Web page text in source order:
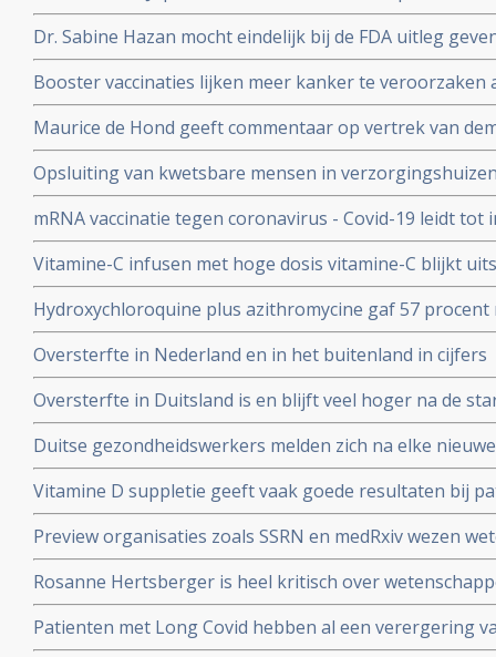
vaccinatie in vergelijking met andere jaren
Dr. Sabine Hazan mocht eindelijk bij de FDA uitleg
complementaire middelen en de samenstelling van de
Booster vaccinaties lijken meer kanker te veroorzaken
en waarschuwt voor gebruik van mRNA vaccins als
Maurice de Hond geeft commentaar op vertrek van
Kuipers en verhoor van Fauci in Amerika en weerlegt
genadeloze analyse
Opsluiting van kwetsbare mensen in
de slechtst mogelijke resultaten
mRNA vaccinatie tegen coronavirus - Covid-19 leidt
natuurlijke infectie met Sars-Cov-2 leidt tot langdurige
Vitamine-C infusen met hoge dosis vitamine-C blijkt
besmet met het corona virus (COVID-19) en al met
Studie.
Hydroxychloroquine plus azithromycine gaf 57
coronavirus besmetting bij patienten opgenomen in
Belgische studie
Oversterfte in Nederland en in het buitenland in cijfers
Oversterfte in Duitsland is en blijft veel hoger na de
peer reviewed studie en artsencollectief schrijft
Duitse gezondheidswerkers melden zich na elke
coronavirus - Covid-19 vaker ziek blijkt uit
en derde vaccinatierondes
Vitamine D suppletie geeft vaak goede resultaten bij
coronavirus - Covid-19 en al opgenomen in het
analyse zien van alle studies wereldwijd
Preview organisaties zoals SSRN en medRxiv wezen
onderzoek af als die afweken van Amerikaans
de maatregelen.
Rosanne Hertsberger is heel kritisch over
gemanipuleeerd zwegen over misvattingen tijdens de
Patienten met Long Covid hebben al een verergering
vermoeidheid, moeite met het reguleren van de